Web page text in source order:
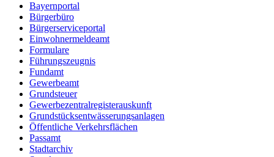
Bayernportal
Bürgerbüro
Bürgerserviceportal
Einwohnermeldeamt
Formulare
Führungszeugnis
Fundamt
Gewerbeamt
Grundsteuer
Gewerbezentralregisterauskunft
Grundstücksentwässerungsanlagen
Öffentliche Verkehrsflächen
Passamt
Stadtarchiv